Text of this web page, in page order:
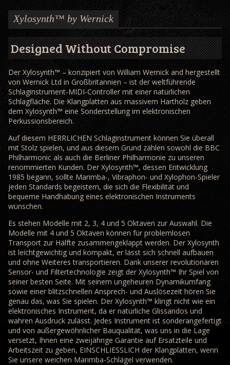
Xylosynth™ by Wernick
Designed Without Compromise
Der Xylosynth™ – konzipiert von William Wernick and hergestellt
von Wernick Ltd in Großbritannien – ist der weltführende
Schlaginstrument-MIDI-Controller mit einer natürlichen
Schlagfläche. Die Klangplatten aus massivem Hartholz geben
dem Xylosynth™ eine Sonderstellung im elektronischen
Perkussionsbereich.
Auf diesem HERRLICHEN Schlaginstrument können Sie überall
mit Stolz spielen, und aus diesem Grund zählen sowohl die BBC
Philharmonic als auch die Berliner Philharmonie zu unseren
renommierten Kunden. Der Xylosynth™, dessen Entwicklung
1985 begann, sollte Marimba-, Vibraphon- und Xylophon-Spieler
jeden Standards begeistern, die sich die Flexibilität und
bequeme Handhabung eines elektronischen Instruments
wünschen.
Es stehen Modelle mit 2, 3, 4 und 5 Oktaven zur Auswahl. Die
Modelle mit 4 und 5 Oktaven können für problemlosen
Transport zur Hälfte zusammengeklappt werden. Der Xylosynth
ist leichtgewichtig und kompakt, er lässt sich schnell aufbauen
und ohne Weiteres transportieren. Dank unserer revolutionären
Sensor- und Filtertechnologie zeigt der Xylosynth™ Ihr Spiel von
seiner besten Seite. Mit seinem ungeheuren Dynamikumfang
sowie einer blitzschnellen Ansprech- und Auslösezeit hören Sie
genau das, was Sie spielen. Der Xylosynth™ klingt nicht wie ein
elektronisches Instrument, da er natürliche Glissandos und
wahren Ausdruck zulässt. Jedes Instrument ist sonderangefertigt
und von außergewöhnlicher Bauqualität, was uns in die Lage
versetzt, Ihnen eine zweijährige Garantie auf Ersatzteile und
Arbeitszeit zu geben, EINSCHLIESSLICH der Klangplatten, wenn
Sie unsere weichen Marimba-Schlägel verwenden.